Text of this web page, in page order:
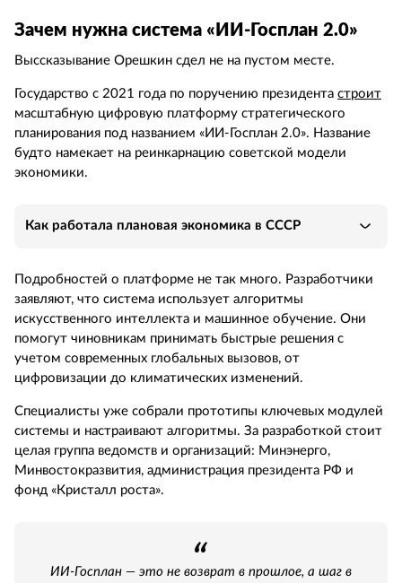
Зачем нужна система «ИИ-Госплан 2.0»
Выссказывание Орешкин сдел не на пустом месте.
Государство с 2021 года по поручению президента строит
масштабную цифровую платформу стратегического
планирования под названием «ИИ-Госплан 2.0». Название
будто намекает на реинкарнацию советской модели
экономики.
Как работала плановая экономика в СССР
Подробностей о платформе не так много. Разработчики
заявляют, что система использует алгоритмы
искусственного интеллекта и машинное обучение. Они
помогут чиновникам принимать быстрые решения с
учетом современных глобальных вызовов, от
цифровизации до климатических изменений.
Специалисты уже собрали прототипы ключевых модулей
системы и настраивают алгоритмы. За разработкой стоит
целая группа ведомств и организаций: Минэнерго,
Минвостокразвития, администрация президента РФ и
фонд «Кристалл роста».
ИИ-Госплан — это не возврат в прошлое, а шаг в